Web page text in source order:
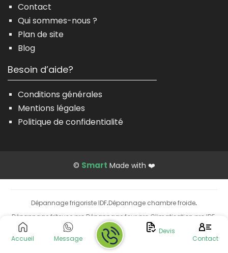
Contact
Qui sommes-nous ?
Plan de site
Blog
Besoin d’aide?
Conditions générales
Mentions légales
Politique de confidentialité
© Smart Made with ❤️
Accueil Message
Devis
Contact
Dépannage frigoriste IDF·Dépannage chambre froide·
Dépannage friteuse pro Dépannage four pro Climatisation pro IDF
Installation climatisation